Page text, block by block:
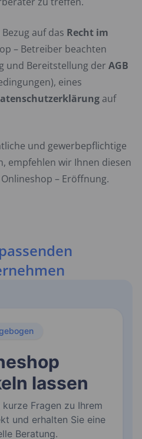
auf das Recht im
– Betreiber beachten
und Bereitstellung der AGB
eines
auf
und gewerbepflichtige
empfehlen wir Ihnen diesen
– Eröffnung.